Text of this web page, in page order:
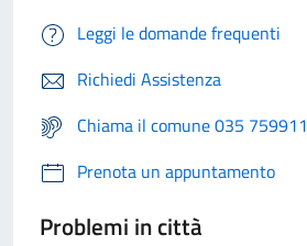
Leggi le domande frequenti
Richiedi Assistenza
Chiama il comune 035 759911
Prenota un appuntamento
Problemi in città